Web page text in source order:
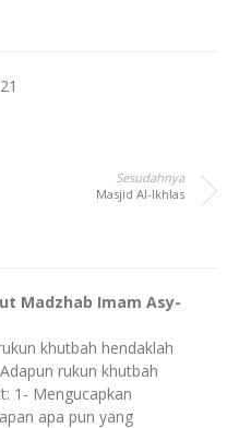
Sesudahnya
Masjid Al-Ikhlas
Madzhab Imam Asy-
khutbah hendaklah
rukun khutbah
1- Mengucapkan
apa pun yang